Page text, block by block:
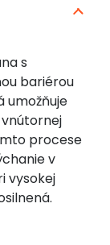
s
bariérou
procese
v
vysokej